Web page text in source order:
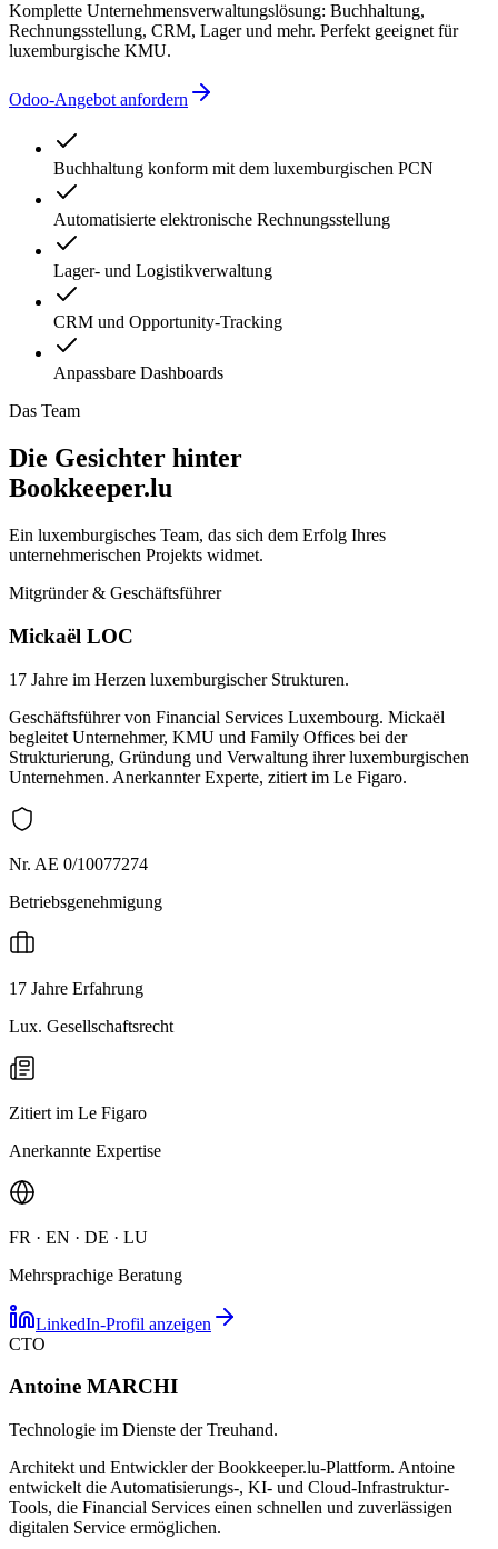
Komplette Unternehmensverwaltungslösung: Buchhaltung,
Rechnungsstellung, CRM, Lager und mehr. Perfekt geeignet für
luxemburgische KMU.
Odoo-Angebot anfordern
Buchhaltung konform mit dem luxemburgischen PCN
Automatisierte elektronische Rechnungsstellung
Lager- und Logistikverwaltung
CRM und Opportunity-Tracking
Anpassbare Dashboards
Das Team
Die Gesichter hinter
Bookkeeper.lu
Ein luxemburgisches Team, das sich dem Erfolg Ihres
unternehmerischen Projekts widmet.
Mitgründer & Geschäftsführer
Mickaël LOC
17 Jahre im Herzen luxemburgischer Strukturen.
Geschäftsführer von Financial Services Luxembourg. Mickaël
begleitet Unternehmer, KMU und Family Offices bei der
Strukturierung, Gründung und Verwaltung ihrer luxemburgischen
Unternehmen. Anerkannter Experte, zitiert im Le Figaro.
Nr. AE 0/10077274
Betriebsgenehmigung
17 Jahre Erfahrung
Lux. Gesellschaftsrecht
Zitiert im Le Figaro
Anerkannte Expertise
FR · EN · DE · LU
Mehrsprachige Beratung
LinkedIn-Profil anzeigen
CTO
Antoine MARCHI
Technologie im Dienste der Treuhand.
Architekt und Entwickler der Bookkeeper.lu-Plattform. Antoine
entwickelt die Automatisierungs-, KI- und Cloud-Infrastruktur-
Tools, die Financial Services einen schnellen und zuverlässigen
digitalen Service ermöglichen.